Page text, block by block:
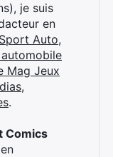
je suis
en
Auto,
Mag Jeux
.
Comics